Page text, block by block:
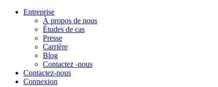
Entreprise
À propos de nous
Études de cas
Presse
Carrière
Blog
Contactez -nous
Contactez-nous
Connexion